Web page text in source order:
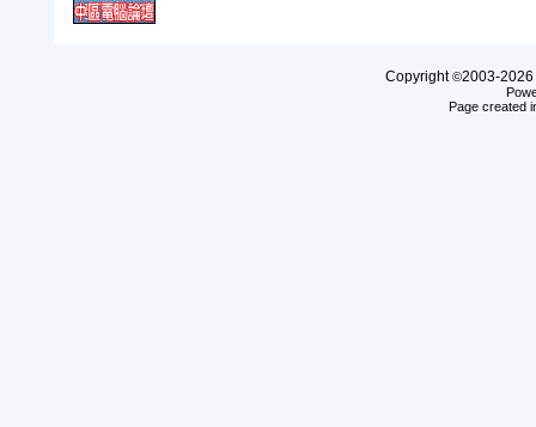
Copyright©2003-2026
Page created